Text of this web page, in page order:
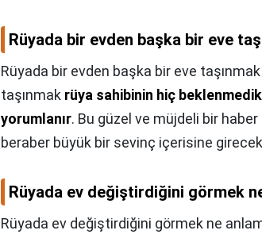
Rüyada bir evden başka bir eve
Rüyada bir evden başka bir eve
taşınmak rüya sahibinin hiç
yorumlanır. Bu güzel ve müjdeli bir
beraber büyük bir sevinç içerisine
Rüyada ev değiştirdiğini görmek
Rüyada ev değiştirdiğini görmek ne